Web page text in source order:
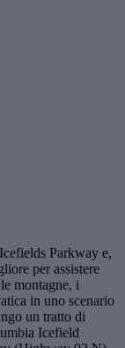
Parkway e,
per assistere
montagne, i
in uno scenario
un tratto di
Icefield